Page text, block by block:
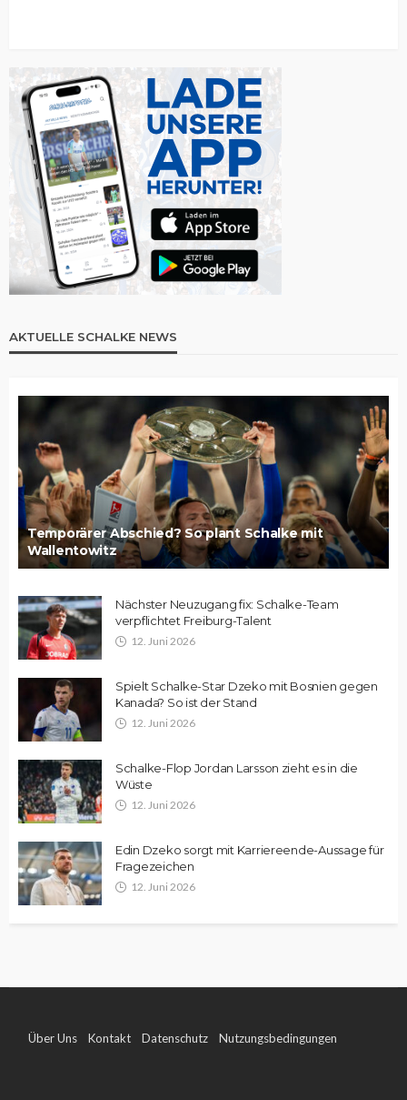
AKTUELLE SCHALKE NEWS
Temporärer Abschied? So plant Schalke mit
Wallentowitz
Nächster Neuzugang fix: Schalke-Team
verpflichtet Freiburg-Talent
12. Juni 2026
Spielt Schalke-Star Dzeko mit Bosnien gegen
Kanada? So ist der Stand
12. Juni 2026
Schalke-Flop Jordan Larsson zieht es in die
Wüste
12. Juni 2026
Edin Dzeko sorgt mit Karriereende-Aussage für
Fragezeichen
12. Juni 2026
Über Uns Kontakt Datenschutz Nutzungsbedingungen